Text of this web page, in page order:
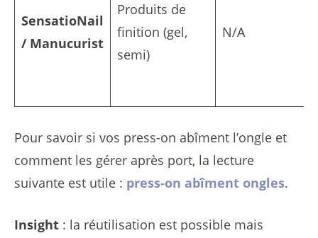
SensatioNail
/ Manucurist
Produits de
finition (gel,
semi)
N/A
Pour savoir si vos press-on abîment l’ongle et
comment les gérer après port, la lecture
suivante est utile : press-on abîment ongles.
Insight : la réutilisation est possible mais